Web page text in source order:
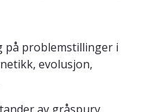
på problemstillinger i
evolusjon,